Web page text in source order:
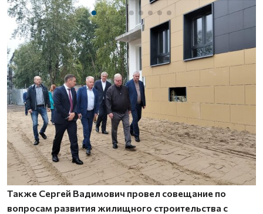
Также Сергей Вадимович провел совещание по
вопросам развития жилищного строительства с